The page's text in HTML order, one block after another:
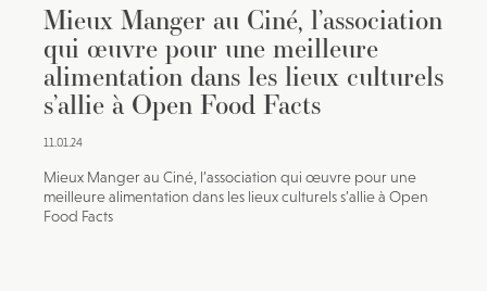
Mieux Manger au Ciné, l’association
qui œuvre pour une meilleure
alimentation dans les lieux culturels
s’allie à Open Food Facts
11.01.24
Mieux Manger au Ciné, l’association qui œuvre pour une
meilleure alimentation dans les lieux culturels s’allie à Open
Food Facts